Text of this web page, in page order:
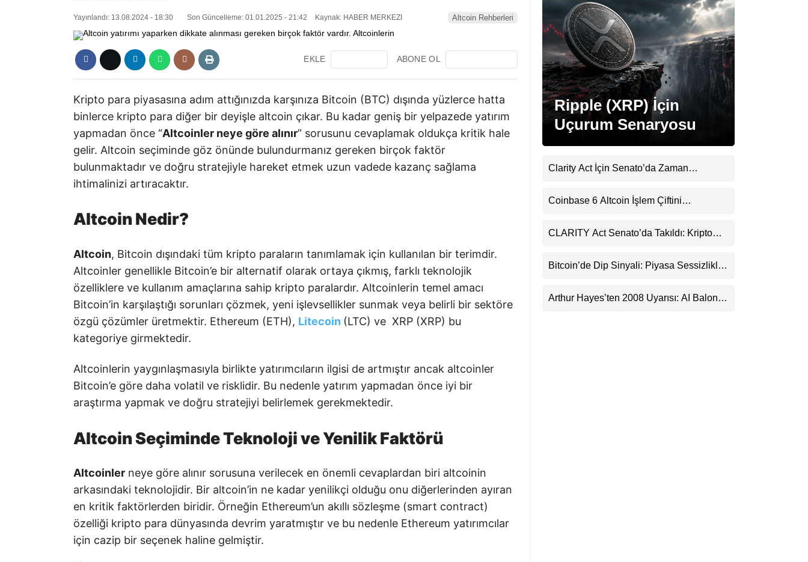
Youtube
TikTok
Pinterest
LinkedIn
Yayınlandı: 13.08.2024 - 18:30 Son Güncelleme: 01.01.2025 - 21:42 Kaynak: HABER MERKEZI Altcoin Rehberleri
EKLE ABONE OL
Kripto para piyasasına adım attığınızda karşınıza Bitcoin (BTC) dışında yüzlerce hatta
binlerce kripto para diğer bir deyişle altcoin çıkar. Bu kadar geniş bir yelpazede yatırım
yapmadan önce “Altcoinler neye göre alınır” sorusunu cevaplamak oldukça kritik hale
gelir. Altcoin seçiminde göz önünde bulundurmanız gereken birçok faktör
bulunmaktadır ve doğru stratejiyle hareket etmek uzun vadede kazanç sağlama
ihtimalinizi artıracaktır.
Altcoin Nedir?
Altcoin, Bitcoin dışındaki tüm kripto paraların tanımlamak için kullanılan bir terimdir.
Altcoinler genellikle Bitcoin’e bir alternatif olarak ortaya çıkmış, farklı teknolojik
özelliklere ve kullanım amaçlarına sahip kripto paralardır. Altcoinlerin temel amacı
Bitcoin’in karşılaştığı sorunları çözmek, yeni işlevsellikler sunmak veya belirli bir sektöre
özgü çözümler üretmektir. Ethereum (ETH), Litecoin (LTC) ve XRP (XRP) bu
kategoriye girmektedir.
Altcoinlerin yaygınlaşmasıyla birlikte yatırımcıların ilgisi de artmıştır ancak altcoinler
Bitcoin’e göre daha volatil ve risklidir. Bu nedenle yatırım yapmadan önce iyi bir
araştırma yapmak ve doğru stratejiyi belirlemek gerekmektedir.
Altcoin Seçiminde Teknoloji ve Yenilik Faktörü
Altcoinler neye göre alınır sorusuna verilecek en önemli cevaplardan biri altcoinin
arkasındaki teknolojidir. Bir altcoin’in ne kadar yenilikçi olduğu onu diğerlerinden ayıran
en kritik faktörlerden biridir. Örneğin Ethereum’un akıllı sözleşme (smart contract)
özelliği kripto para dünyasında devrim yaratmıştır ve bu nedenle Ethereum yatırımcılar
için cazip bir seçenek haline gelmiştir.
Ripple (XRP) İçin
Uçurum Senaryosu
Clarity Act İçin Senato’da Zaman
Coinbase 6 Altcoin İşlem Çiftini
CLARITY Act Senato’da Takıldı: Kripto
Bitcoin’de Dip Sinyali: Piyasa Sessizlikle
Arthur Hayes’ten 2008 Uyarısı: AI Balonu